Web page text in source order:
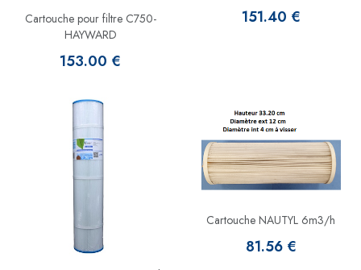
Cartouche pour filtre C750-
HAYWARD
153.00 €
151.40 €
Cartouche NAUTYL 6m3/h
81.56 €